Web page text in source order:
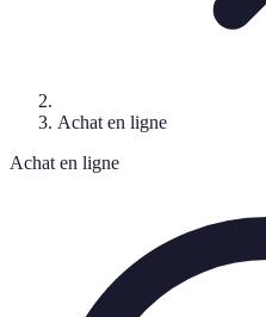
Achat en ligne
Achat en ligne